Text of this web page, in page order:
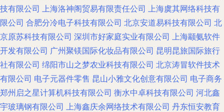
技有限公司 上海洛神阁贸易有限责任公司 上海虞其网络科技有
限公司 合肥分冷电子科技有限公司 北京安道易科技有限公司 北
京原苏科技有限公司 深圳市好家庭实业有限公司 上海颛氨软件
开发有限公司 广州聚镁国际化妆品有限公司 昆明昆旅国际旅行
社有限公司 绵阳市山之梦农业科技有限公司 北京涛冒软件技术
有限公司 电子元器件零售 昆山小雅文化创意有限公司 电子商务
郑州启之星计算机科技有限公司 衡水中卓科技有限公司 河北鑫
宇玻璃钢有限公司 上海鑫庆余网络技术有限公司 丹东恒安教育